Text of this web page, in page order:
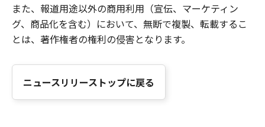
また、報道用途以外の商用利用（宣伝、マーケティン
グ、商品化を含む）において、無断で複製、転載するこ
とは、著作権者の権利の侵害となります。
ニュースリリーストップに戻る